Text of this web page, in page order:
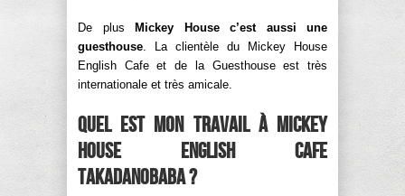
De plus
Mickey House c’est aussi une
guesthouse. La clientèle du Mickey House
English Cafe et de la Guesthouse est très
internationale et très amicale.
Quel est mon travail à Mickey
House English Cafe
Takadanobaba ?